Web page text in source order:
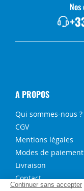
A PROPOS
Qui sommes-nous ?
CGV
Mentions légales
Modes de paiement
Livraison
Contact